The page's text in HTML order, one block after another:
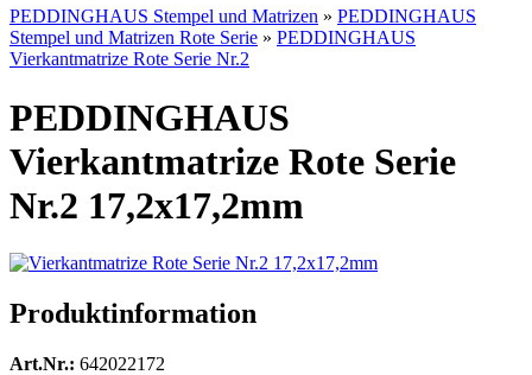
PEDDINGHAUS Stempel und Matrizen » PEDDINGHAUS
Stempel und Matrizen Rote Serie » PEDDINGHAUS
Vierkantmatrize Rote Serie Nr.2
PEDDINGHAUS
Vierkantmatrize Rote Serie
Nr.2 17,2x17,2mm
Produktinformation
Art.Nr.: 642022172